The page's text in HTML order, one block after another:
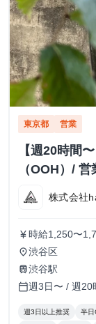
東京都 営業
【週20時間
（OOH）/
株式会社
currency_yen 時給1,250〜
place渋谷区
train渋谷駅
calendar_today週3日〜 / 週20
週3日以上推奨 半日